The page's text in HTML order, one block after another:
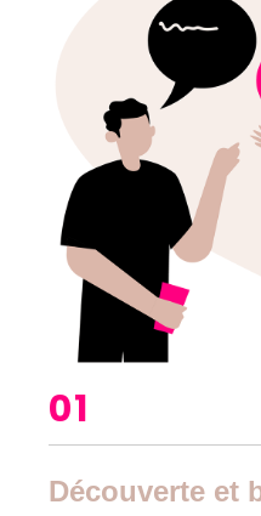
01
Découverte et